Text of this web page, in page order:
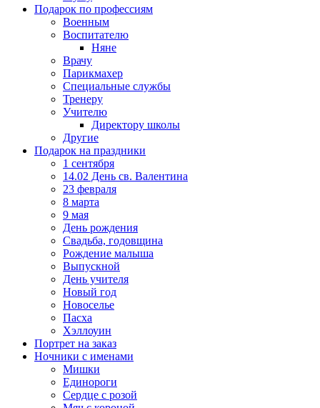
Подарок по профессиям
Военным
Воспитателю
Няне
Врачу
Парикмахер
Специальные службы
Тренеру
Учителю
Директору школы
Другие
Подарок на праздники
1 сентября
14.02 День св. Валентина
23 февраля
8 марта
9 мая
День рождения
Свадьба, годовщина
Рождение малыша
Выпускной
День учителя
Новый год
Новоселье
Пасха
Хэллоуин
Портрет на заказ
Ночники с именами
Мишки
Единороги
Сердце с розой